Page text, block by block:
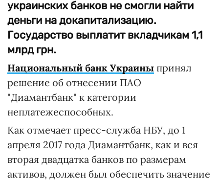
украинских банков не смогли найти
деньги на докапитализацию.
Государство выплатит вкладчикам 1,1
млрд грн.
Национальный банк Украины принял
решение об отнесении ПАО
"Диамантбанк" к категории
неплатежеспособных.
Как отмечает пресс-служба НБУ, до 1
апреля 2017 года Диамантбанк, как и вся
вторая двадцатка банков по размерам
активов, должен был обеспечить значение